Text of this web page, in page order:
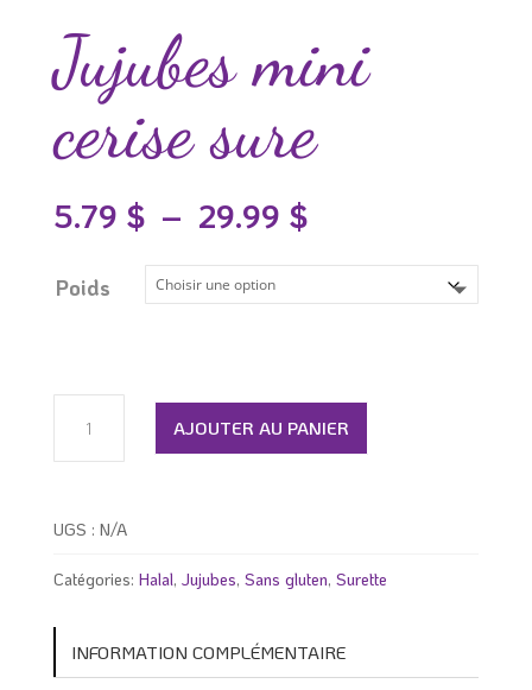
Jujubes mini
cerise sure
5.79 $ – 29.99 $Plage
prix :
à
Poids
quantité
Jujubes
sure
AJOUTER AU PANIER
UGS : N/A
Catégories: Halal, Jujubes, Sans gluten, Surette
INFORMATION COMPLÉMENTAIRE